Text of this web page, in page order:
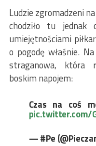
Ludzie zgromadzeni
chodziło tu jednak
umiejętnościami
o pogodę właśnie.
straganowa, która
boskim napojem:
Czas na coś
pic.twitter.com/
— #Pe